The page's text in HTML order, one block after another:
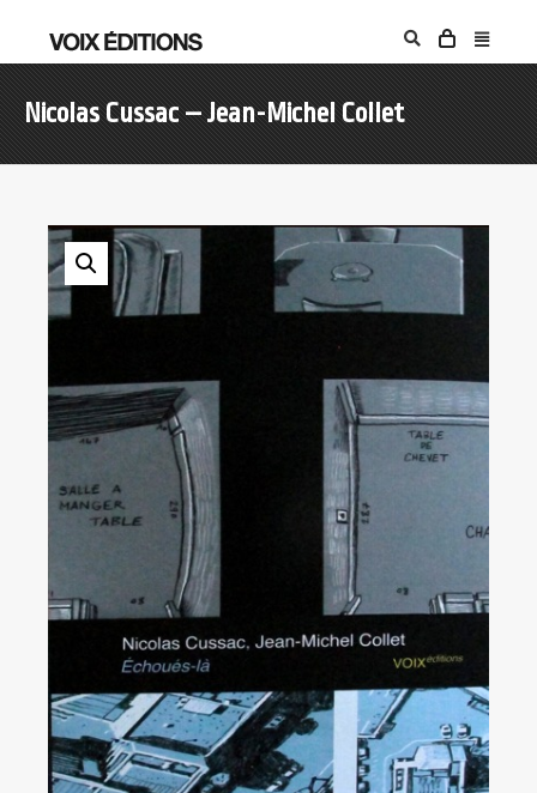
Nicolas Cussac – Jean-Michel Collet